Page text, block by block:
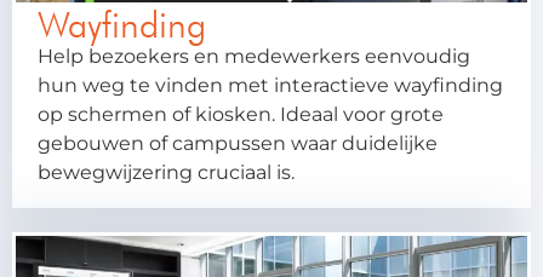
Wayfinding
Help bezoekers en medewerkers eenvoudig
hun weg te vinden met interactieve wayfinding
op schermen of kiosken. Ideaal voor grote
gebouwen of campussen waar duidelijke
bewegwijzering cruciaal is.